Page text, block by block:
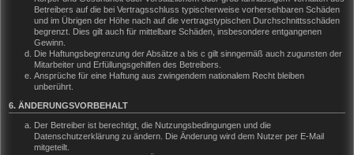
Betreibers auf die bei Vertragsschluss typischerweise vorhersehbaren Schäden
und im Übrigen der Höhe nach auf die vertragstypischen Durchschnittsschäden
begrenzt. Dies gilt auch für mittelbare Schäden, insbesondere entgangenen
Gewinn.
Die Haftungsbegrenzung der Absätze a bis c gilt sinngemäß auch zugunsten der
Mitarbeiter und Erfüllungsgehilfen des Betreibers.
Ansprüche für eine Haftung aus zwingendem nationalem Recht bleiben
unberührt.
6. ÄNDERUNGSVORBEHALT
Der Betreiber ist berechtigt, die Nutzungsbedingungen und die
Datenschutzerklärung zu ändern. Die Änderung wird dem Nutzer per E-Mail
mitgeteilt.